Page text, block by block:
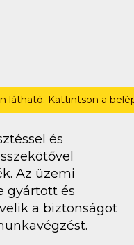
látható. Kattintson a
és
Az üzemi
gyártott és
a biztonságot